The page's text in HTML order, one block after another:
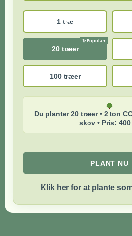
1 træ
20 træer
100 træer
Du planter 20 træer • 2 ton
skov • Pris: 400
PLANT NU
Klik her for at plante